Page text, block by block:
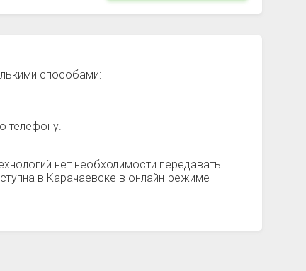
способами:
телефону.
нет необходимости передавать
в Карачаевске в онлайн-режиме